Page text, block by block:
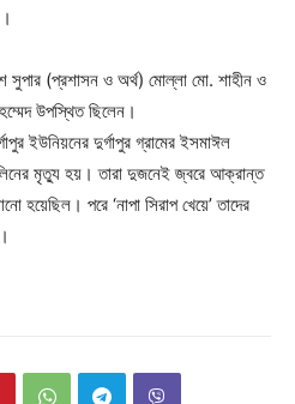
সুপার (প্রশাসন ও অর্থ) মোল্লা মো. শাহীন ও
উপস্থিত ছিলেন।
ইউনিয়নের দুর্গাপুর গ্রামের ইসমাঈল
মৃত্যু হয়। তারা দুজনেই জ্বরে আক্রান্ত
হয়েছিল। পরে ‘নাপা সিরাপ খেয়ে’ তাদের